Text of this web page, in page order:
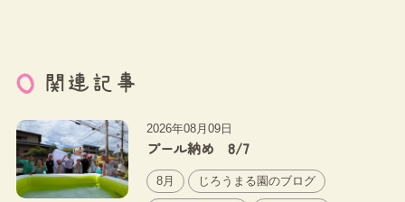
関連記事
2026年08月09日
プール納め 8/7
8月 じろうまる園のブログ